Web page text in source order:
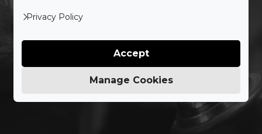
Privacy Policy
Manage Cookies
Accept